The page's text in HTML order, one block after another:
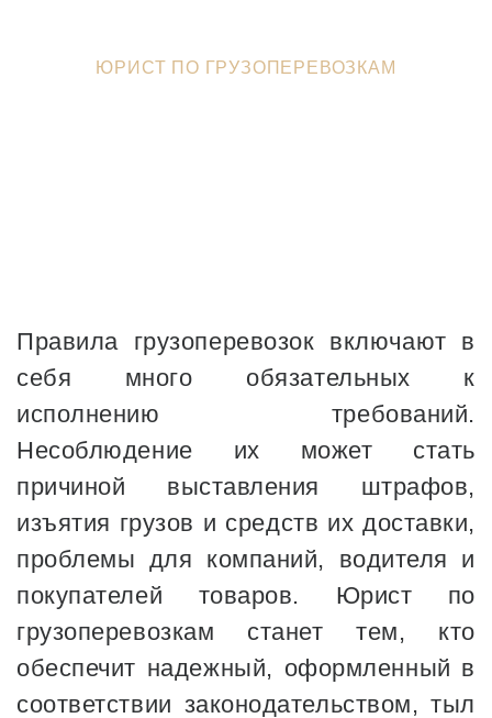
ЮРИСТ ПО ГРУЗОПЕРЕВОЗКАМ
Правила грузоперевозок включают в
себя много обязательных к
исполнению требований.
Несоблюдение их может стать
причиной выставления штрафов,
изъятия грузов и средств их доставки,
проблемы для компаний, водителя и
покупателей товаров. Юрист по
грузоперевозкам станет тем, кто
обеспечит надежный, оформленный в
соответствии законодательством, тыл